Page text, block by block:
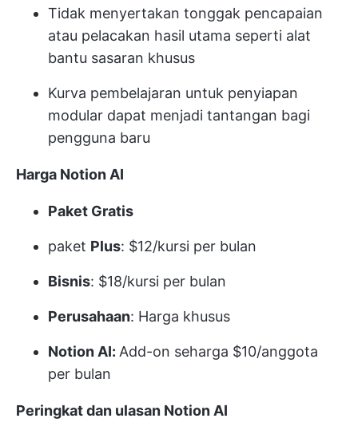
Tidak menyertakan tonggak pencapaian
atau pelacakan hasil utama seperti alat
bantu sasaran khusus
Kurva pembelajaran untuk penyiapan
modular dapat menjadi tantangan bagi
pengguna baru
Harga Notion AI
Paket Gratis
paket Plus: $12/kursi per bulan
Bisnis: $18/kursi per bulan
Perusahaan: Harga khusus
Notion AI: Add-on seharga $10/anggota
per bulan
Peringkat dan ulasan Notion AI